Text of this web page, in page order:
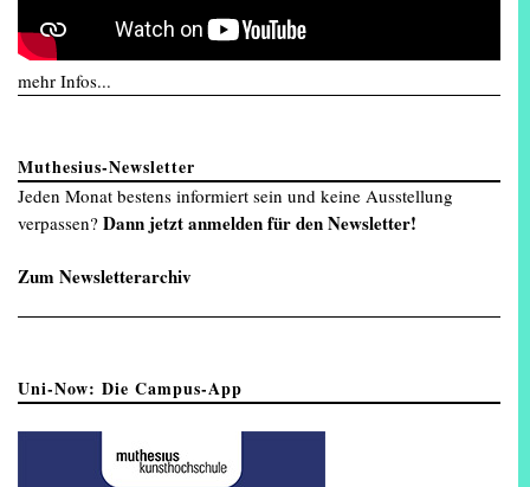
mehr Infos...
Muthesius-Newsletter
Jeden Monat bestens informiert sein und keine Ausstellung
verpassen? Dann jetzt anmelden für den Newsletter!
Zum Newsletterarchiv
Uni-Now: Die Campus-App